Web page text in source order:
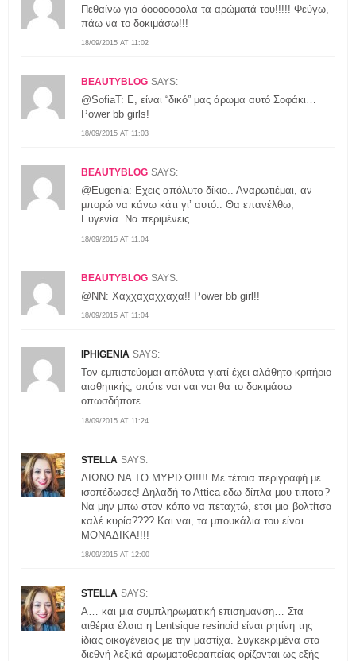
18/09/2015 AT 11:02
Πεθαίνω για όοοοοοοολα τα αρώματά του!!!!! Φεύγω,
πάω να το δοκιμάσω!!!
BEAUTYBLOG SAYS:
18/09/2015 AT 11:03
@SofiaT: Ε, είναι “δικό” μας άρωμα αυτό Σοφάκι…
Power bb girls!
BEAUTYBLOG SAYS:
18/09/2015 AT 11:04
@Eugenia: Εχεις απόλυτο δίκιο.. Αναρωτιέμαι, αν
μπορώ να κάνω κάτι γι’ αυτό.. Θα επανέλθω,
Ευγενία. Να περιμένεις.
BEAUTYBLOG SAYS:
18/09/2015 AT 11:04
@ΝΝ: Χαχχαχαχχαχα!! Power bb girl!!
IPHIGENIA SAYS:
18/09/2015 AT 11:24
Τον εμπιστεύομαι απόλυτα γιατί έχει αλάθητο κριτήριο
αισθητικής, οπότε ναι ναι ναι θα το δοκιμάσω
οπωσδήποτε
STELLA SAYS:
18/09/2015 AT 12:00
ΛΙΩΝΩ ΝΑ ΤΟ ΜΥΡΙΣΩ!!!!! Με τέτοια περιγραφή με
ισοπέδωσες! Δηλαδή το Αttica εδω δίπλα μου τιποτα?
Να μην μπω στον κόπο να πεταχτώ, ετσι μια βολτίτσα
καλέ κυρία???? Και ναι, τα μπουκάλια του είναι
ΜΟΝΑΔΙΚΑ!!!!
STELLA SAYS:
Α… και μια συμπληρωματική επισημανση… Στα
αιθέρια έλαια η Lentsique resinoid είναι ρητίνη της
ίδιας οικογένειας με την μαστίχα. Συγκεκριμένα στα
διεθνή λεξικά αρωματοθεραπείας ορίζονται ως εξής